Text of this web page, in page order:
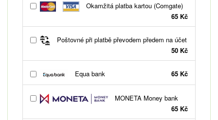
Okamžitá platba kartou (Comgate)
65 Kč
Poštovné při platbě převodem předem na účet
50 Kč
Equa bank 65 Kč
MONETA Money bank
65 Kč